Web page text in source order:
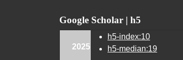
Google Scholar | h5
2025
h5-index:10
h5-median:19